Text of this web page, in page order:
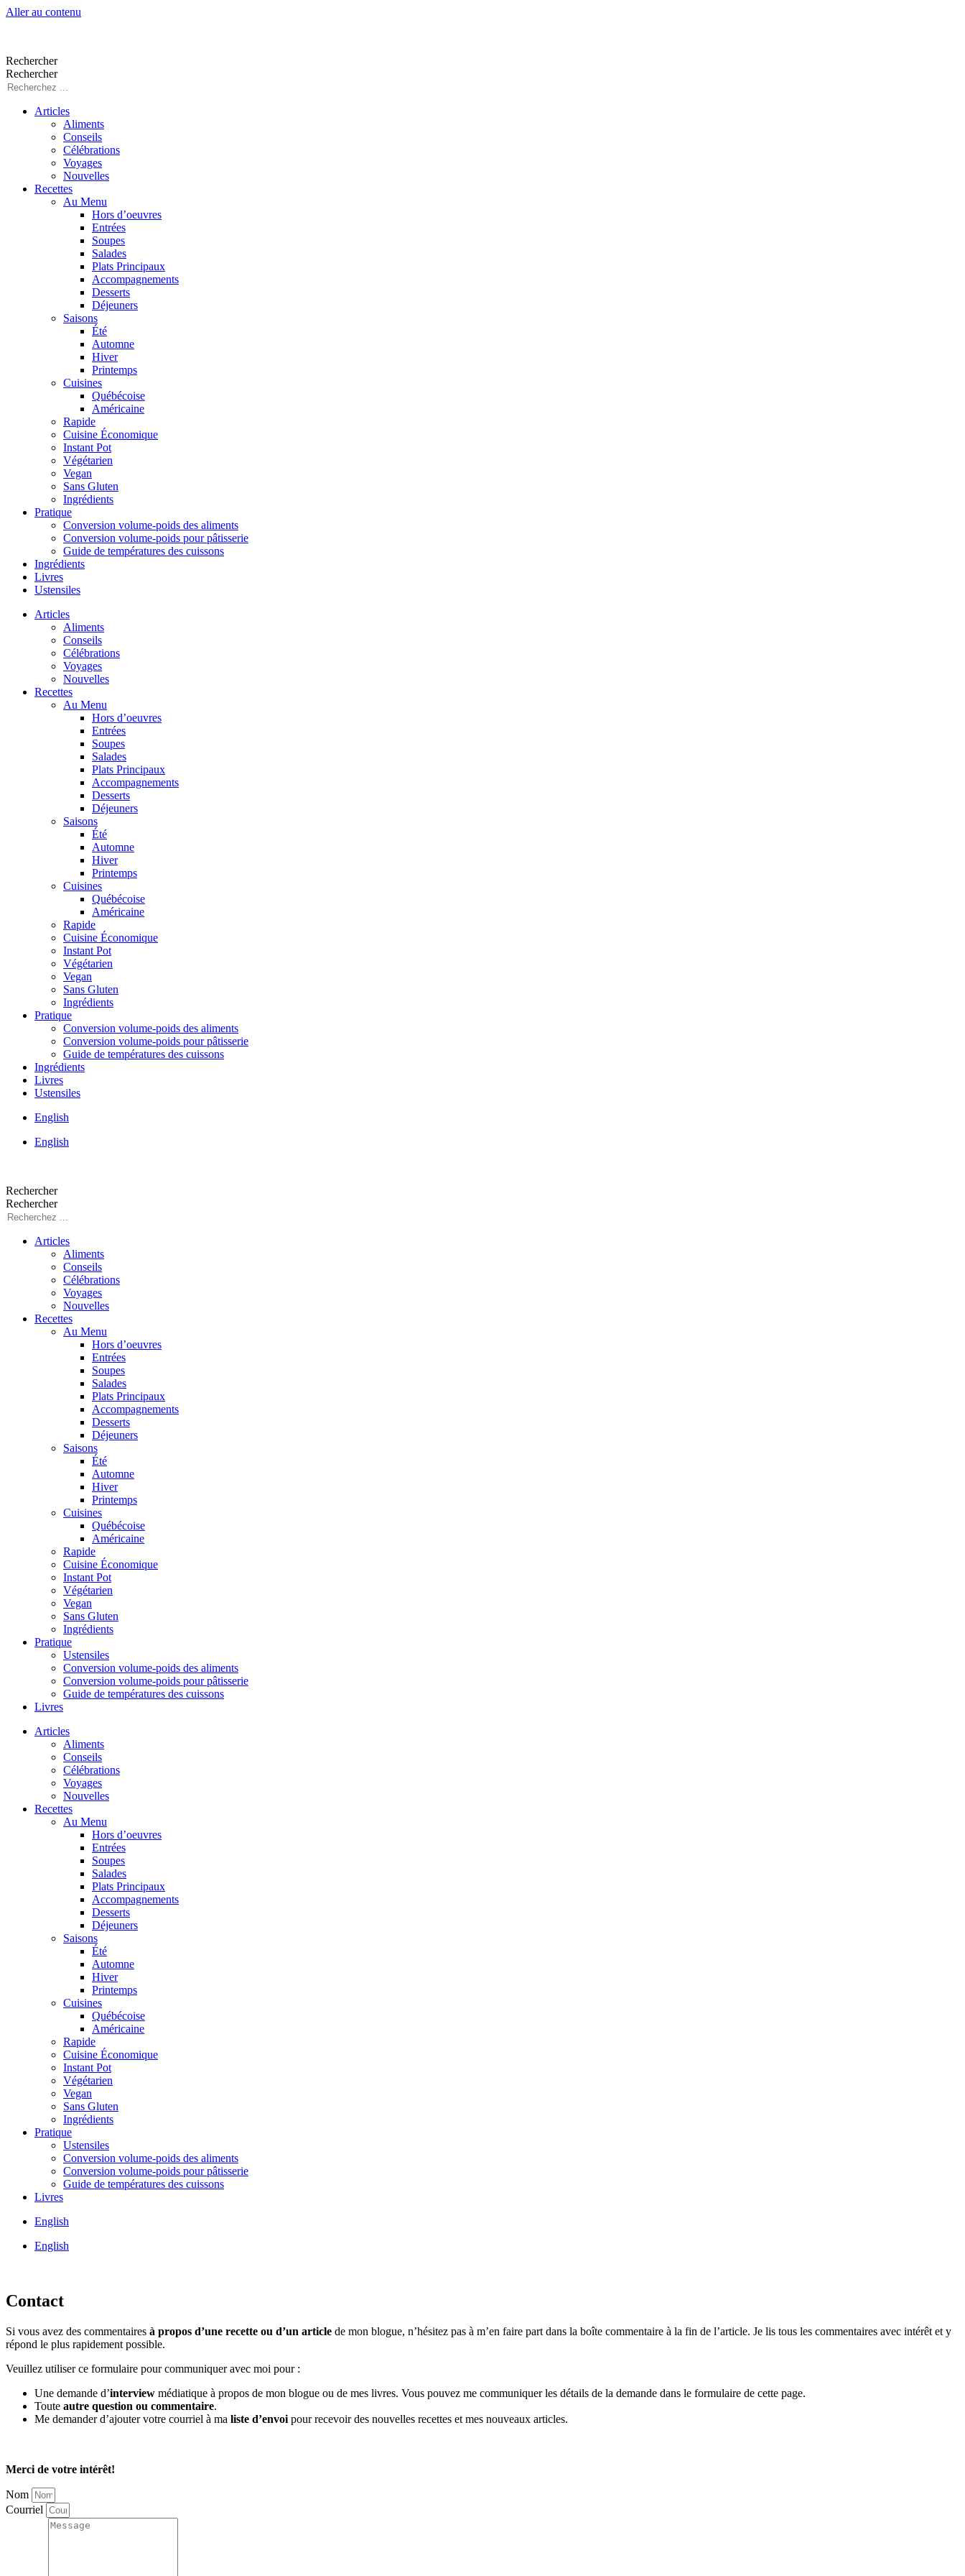
Aller au contenu
Rechercher
Rechercher
Articles
Aliments
Conseils
Célébrations
Voyages
Nouvelles
Recettes
Au Menu
Hors d’oeuvres
Entrées
Soupes
Salades
Plats Principaux
Accompagnements
Desserts
Déjeuners
Saisons
Été
Automne
Hiver
Printemps
Cuisines
Québécoise
Américaine
Rapide
Cuisine Économique
Instant Pot
Végétarien
Vegan
Sans Gluten
Ingrédients
Pratique
Conversion volume-poids des aliments
Conversion volume-poids pour pâtisserie
Guide de températures des cuissons
Ingrédients
Livres
Ustensiles
Articles
Aliments
Conseils
Célébrations
Voyages
Nouvelles
Recettes
Au Menu
Hors d’oeuvres
Entrées
Soupes
Salades
Plats Principaux
Accompagnements
Desserts
Déjeuners
Saisons
Été
Automne
Hiver
Printemps
Cuisines
Québécoise
Américaine
Rapide
Cuisine Économique
Instant Pot
Végétarien
Vegan
Sans Gluten
Ingrédients
Pratique
Conversion volume-poids des aliments
Conversion volume-poids pour pâtisserie
Guide de températures des cuissons
Ingrédients
Livres
Ustensiles
English
English
Rechercher
Rechercher
Articles
Aliments
Conseils
Célébrations
Voyages
Nouvelles
Recettes
Au Menu
Hors d’oeuvres
Entrées
Soupes
Salades
Plats Principaux
Accompagnements
Desserts
Déjeuners
Saisons
Été
Automne
Hiver
Printemps
Cuisines
Québécoise
Américaine
Rapide
Cuisine Économique
Instant Pot
Végétarien
Vegan
Sans Gluten
Ingrédients
Pratique
Ustensiles
Conversion volume-poids des aliments
Conversion volume-poids pour pâtisserie
Guide de températures des cuissons
Livres
Articles
Aliments
Conseils
Célébrations
Voyages
Nouvelles
Recettes
Au Menu
Hors d’oeuvres
Entrées
Soupes
Salades
Plats Principaux
Accompagnements
Desserts
Déjeuners
Saisons
Été
Automne
Hiver
Printemps
Cuisines
Québécoise
Américaine
Rapide
Cuisine Économique
Instant Pot
Végétarien
Vegan
Sans Gluten
Ingrédients
Pratique
Ustensiles
Conversion volume-poids des aliments
Conversion volume-poids pour pâtisserie
Guide de températures des cuissons
Livres
English
English
Contact
Si vous avez des commentaires à propos d’une recette ou d’un article de mon blogue, n’hésitez pas à m’en faire part dans la boîte commentaire à la fin de l’article. Je lis tous les commentaires avec intérêt et y
répond le plus rapidement possible.
Veuillez utiliser ce formulaire pour communiquer avec moi pour :
Une demande d’interview médiatique à propos de mon blogue ou de mes livres. Vous pouvez me communiquer les détails de la demande dans le formulaire de cette page.
Toute autre question ou commentaire.
Me demander d’ajouter votre courriel à ma liste d’envoi pour recevoir des nouvelles recettes et mes nouveaux articles.
Merci de votre intérêt!
Nom
Courriel